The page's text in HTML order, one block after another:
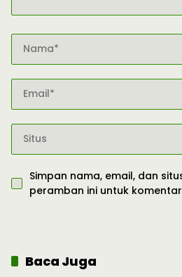
Simpan nama, email, dan
peramban ini untuk
Baca Juga